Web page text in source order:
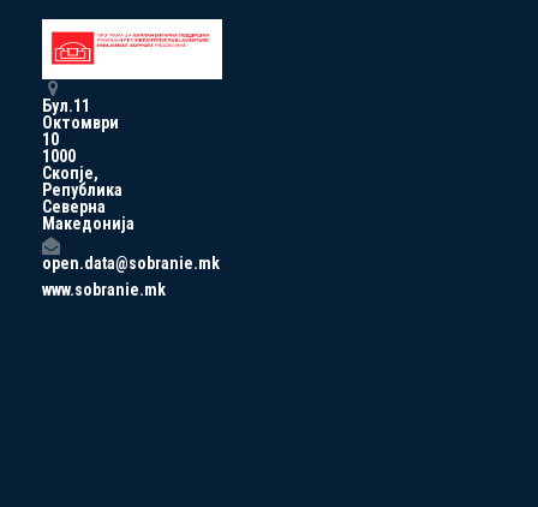
Бул.11
Октомври
10
1000
Скопје,
Република
Северна
Македонија
open.data@sobranie.mk
www.sobranie.mk